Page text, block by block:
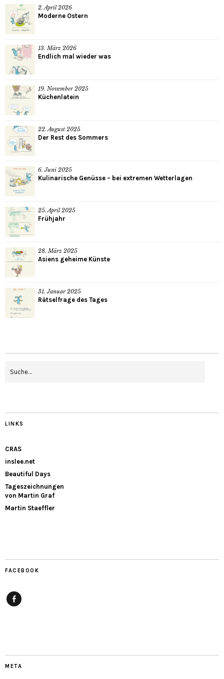
2. April 2026
Moderne Ostern
13. März 2026
Endlich mal wieder was
19. November 2025
Küchenlatein
22. August 2025
Der Rest des Sommers
6. Juni 2025
Kulinarische Genüsse – bei extremen Wetterlagen
25. April 2025
Frühjahr
28. März 2025
Asiens geheime Künste
31. Januar 2025
Rätselfrage des Tages
LINKS
CRAS
inslee.net
Beautiful Days
Tageszeichnungen
von Martin Graf
Martin Staeffler
FACEBOOK
META